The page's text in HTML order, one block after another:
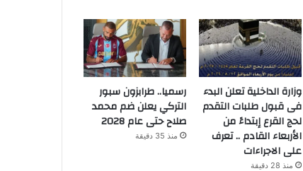
وزارة الداخلية تعلن البدء
فى قبول طلبات التقدم
لحج القرع إبتداءً من
الأربعاء القادم .. تعرف
على الاجراءات
منذ 28 دقيقة
رسميا.. طرابزون سبور
التركي يعلن ضم محمد
صلاح حتى عام 2028
منذ 35 دقيقة